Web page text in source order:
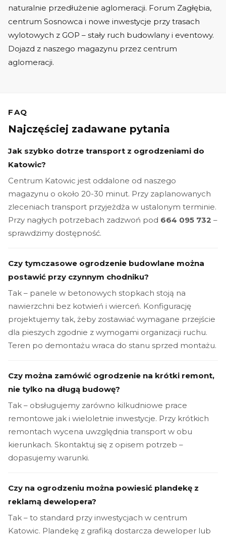
naturalnie przedłużenie aglomeracji. Forum Zagłębia,
centrum Sosnowca i nowe inwestycje przy trasach
wylotowych z GOP – stały ruch budowlany i eventowy.
Dojazd z naszego magazynu przez centrum
aglomeracji.
FAQ
Najczęściej zadawane pytania
Jak szybko dotrze transport z ogrodzeniami do
Katowic?
Centrum Katowic jest oddalone od naszego
magazynu o około 20-30 minut. Przy zaplanowanych
zleceniach transport przyjeżdża w ustalonym terminie.
Przy nagłych potrzebach zadzwoń pod 664 095 732 –
sprawdzimy dostępność.
Czy tymczasowe ogrodzenie budowlane można
postawić przy czynnym chodniku?
Tak – panele w betonowych stopkach stoją na
nawierzchni bez kotwień i wierceń. Konfigurację
projektujemy tak, żeby zostawiać wymagane przejście
dla pieszych zgodnie z wymogami organizacji ruchu.
Teren po demontażu wraca do stanu sprzed montażu.
Czy można zamówić ogrodzenie na krótki remont,
nie tylko na długą budowę?
Tak – obsługujemy zarówno kilkudniowe prace
remontowe jak i wieloletnie inwestycje. Przy krótkich
remontach wycena uwzględnia transport w obu
kierunkach. Skontaktuj się z opisem potrzeb –
dopasujemy warunki.
Czy na ogrodzeniu można powiesić plandekę z
reklamą dewelopera?
Tak – to standard przy inwestycjach w centrum
Katowic. Plandekę z grafiką dostarcza deweloper lub